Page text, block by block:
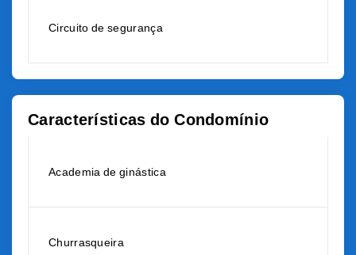
Circuito de segurança
Características do Condomínio
Academia de ginástica
Churrasqueira